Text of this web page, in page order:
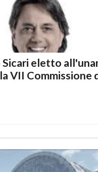
eletto
VII Commissione